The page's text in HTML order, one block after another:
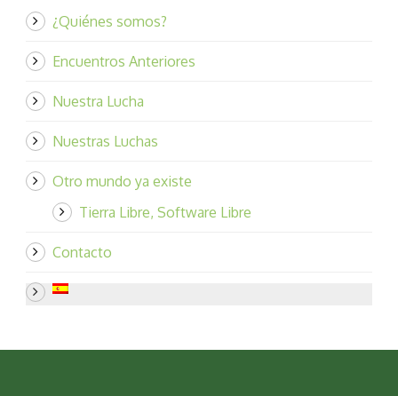
¿Quiénes somos?
Encuentros Anteriores
Nuestra Lucha
Nuestras Luchas
Otro mundo ya existe
Tierra Libre, Software Libre
Contacto